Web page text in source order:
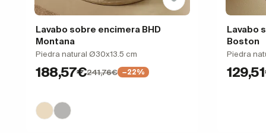
Lavabo sobre encimera BHD
Montana
Piedra natural Ø30x13.5 cm
188,57€241,76€ −22%
Lavabo
Boston
Piedra